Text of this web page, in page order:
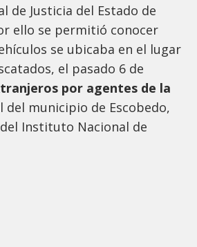
de Justicia del Estado de
ello se permitió conocer
se ubicaba en el lugar
el pasado 6 de
por agentes de la
del municipio de Escobedo,
Instituto Nacional de